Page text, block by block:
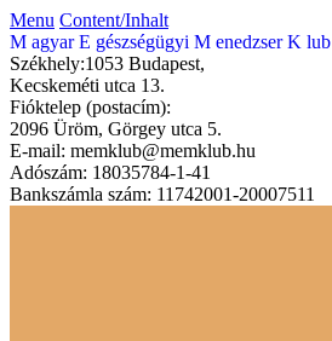
Menu Content/Inhalt
M agyarE gészségügyi M enedzserK lub
Székhely:1053 Budapest,
Kecskeméti utca 13.
Fióktelep (postacím):
2096 Üröm, Görgey utca 5.
E-mail: memklub@memklub.hu
Adószám: 18035784-1-41
Bankszámla szám: 11742001-20007511